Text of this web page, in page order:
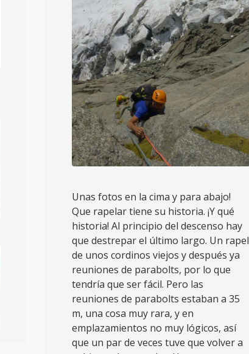
Unas fotos en la cima y para abajo!
Que rapelar tiene su historia. ¡Y qué
historia! Al principio del descenso hay
que destrepar el último largo. Un rapel
de unos cordinos viejos y después ya
reuniones de parabolts, por lo que
tendría que ser fácil. Pero las
reuniones de parabolts estaban a 35
m, una cosa muy rara, y en
emplazamientos no muy lógicos, así
que un par de veces tuve que volver a